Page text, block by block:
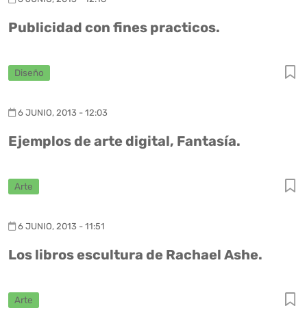
Publicidad con fines practicos.
Diseño
6 JUNIO, 2013 - 12:03
Ejemplos de arte digital, Fantasía.
Arte
6 JUNIO, 2013 - 11:51
Los libros escultura de Rachael Ashe.
Arte